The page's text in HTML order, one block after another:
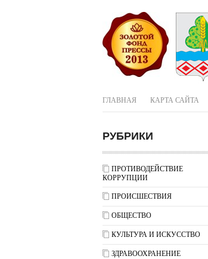
ГЛАВНАЯ КАРТА САЙТА
РУБРИКИ
ПРОТИВОДЕЙСТВИЕ
КОРРУПЦИИ
ПРОИСШЕСТВИЯ
ОБЩЕСТВО
КУЛЬТУРА И ИСКУССТВО
ЗДРАВООХРАНЕНИЕ